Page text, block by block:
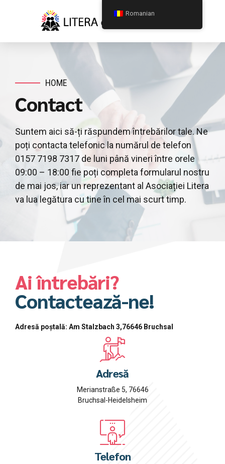
HOME
Contact
Suntem aici să-ți răspundem întrebărilor tale. Ne
poți contacta telefonic la numărul de telefon
0157 7198 7317 de luni până vineri între orele
09:00 – 18:00 fie poți completa formularul nostru
de mai jos, iar un reprezentant al Asociației Litera
va lua legătura cu tine în cel mai scurt timp.
Ai întrebări?
Contactează-ne!
Adresă poștală: Am Stalzbach 3,76646 Bruchsal
Adresă
Merianstraße 5, 76646
Bruchsal-Heidelsheim
Telefon
Romanian